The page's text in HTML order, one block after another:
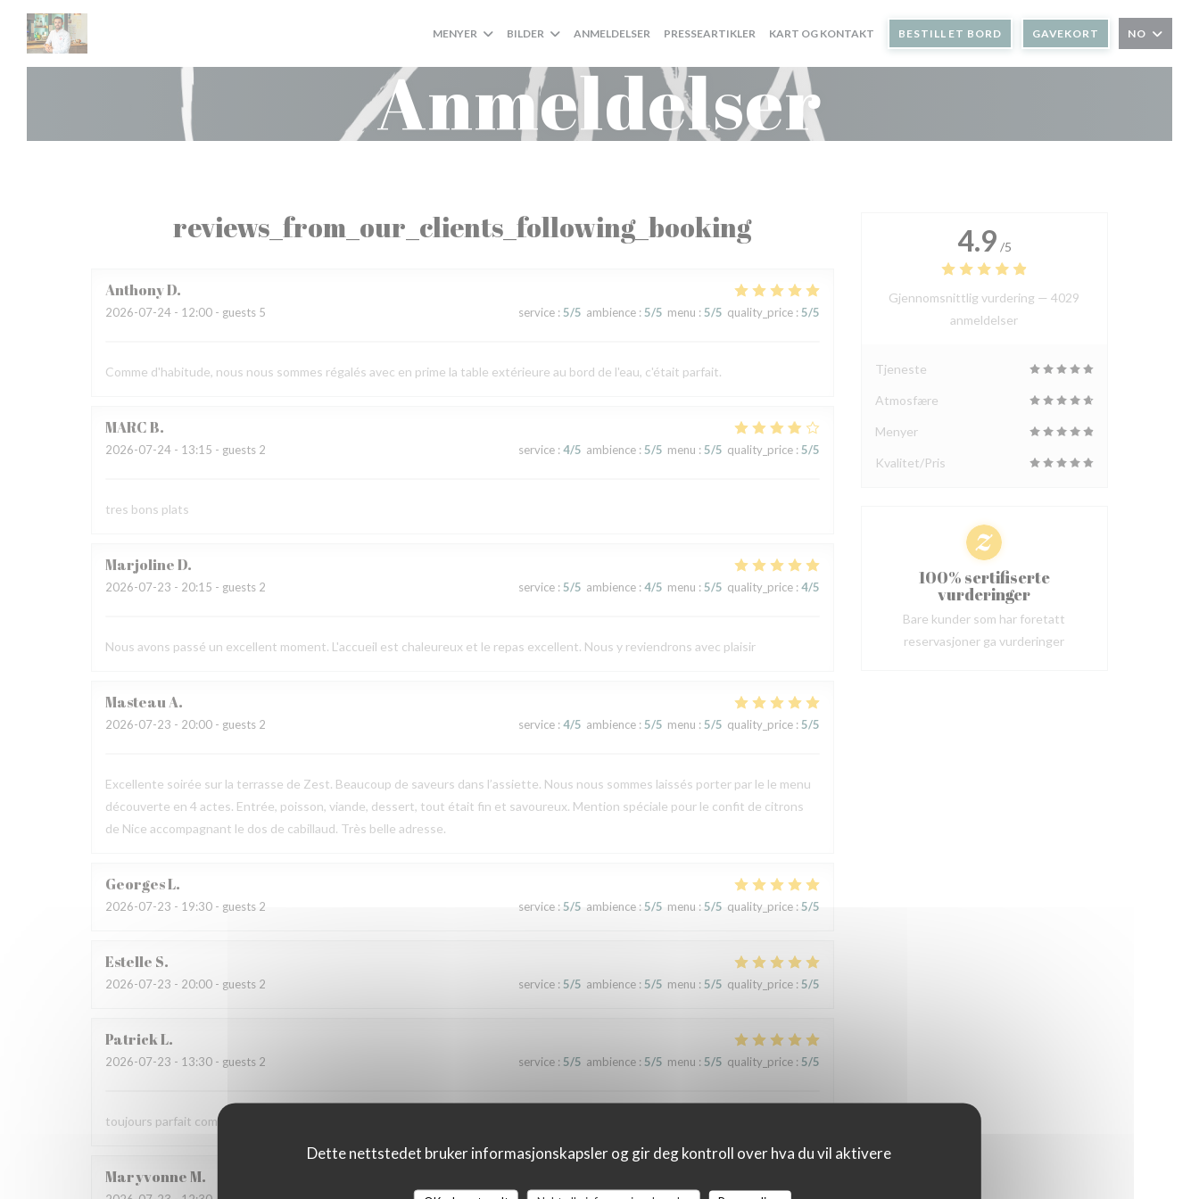
Panel for informasjonskapsler
Dette nettstedet bruker informasjonskapsler og gir deg kontroll over hva du vil aktivere
MENYER BILDER ANMELDELSER PRESSEARTIKLER KART OG KONTAKT BESTILL ET BORD GAVEKORT NO
Anmeldelser
reviews_from_our_clients_following_booking
AnthonyD
2026-07-24 - 12:00 - guests 5 service: 5/5 ambience: 5/5 menu : 5/5 quality_price: 5/5
Comme d'habitude, nous nous sommes régalés avec en prime la table extérieure au bord de l'eau, c'était parfait.
MARCB
2026-07-24 - 13:15 - guests 2 service: 4/5 ambience: 5/5 menu : 5/5 quality_price: 5/5
tres bons plats
MarjolineD
2026-07-23 - 20:15 - guests 2 service: 5/5 ambience: 4/5 menu : 5/5 quality_price: 4/5
Nous avons passé un excellent moment. L'accueil est chaleureux et le repas excellent. Nous y reviendrons avec plaisir
MasteauA
2026-07-23 - 20:00 - guests 2 service: 4/5 ambience: 5/5 menu : 5/5 quality_price: 5/5
Excellente soirée sur la terrasse de Zest. Beaucoup de saveurs dans l’assiette. Nous nous sommes laissés porter par le le menu
découverte en 4 actes. Entrée, poisson, viande, dessert, tout était fin et savoureux. Mention spéciale pour le confit de citrons
de Nice accompagnant le dos de cabillaud. Très belle adresse.
GeorgesL
2026-07-23 - 19:30 - guests 2 service: 5/5 ambience: 5/5 menu : 5/5 quality_price: 5/5
Estelle S
2026-07-23 - 20:00 - guests 2 service: 5/5 ambience: 5/5 menu : 5/5 quality_price: 5/5
PatrickL
2026-07-23 - 13:30 - guests 2 service: 5/5 ambience: 5/5 menu : 5/5 quality_price: 5/5
toujours parfait comme d'habitude
Maryvonne M
4.9 /5
Gjennomsnittlig vurdering —4029
anmeldelser
Tjeneste
Atmosfære
Menyer
Kvalitet/Pris
100% sertifiserte
vurderinger
Bare kunder som har foretatt
reservasjoner ga vurderinger